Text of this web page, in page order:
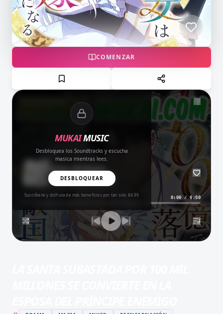
COMENZAR
MUKAIMUSIC
Desbloquea los Soundtracks y escucha
masica mientras lees.
DESBLOQUEAR
Suscríbete y disfruta de más beneficios por tan solo $4.99
BALADA
0:00 /0:00